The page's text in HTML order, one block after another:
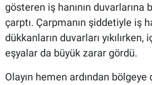
gösteren iş hanının duvarlarına
çarptı. Çarpmanın şiddetiyle iş
dükkanların duvarları
eşyalar da büyük zarar gördü.
Olayın hemen ardından bölgeye